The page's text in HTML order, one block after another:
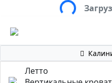
Loading...
Летто